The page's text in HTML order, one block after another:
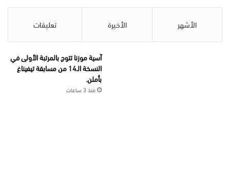
الأشهر الأخيرة تعليقات
آسية موزنا تتوج بالمرتبة الأولى في
النسخة الـ14 من مسابقة تيفيناغ
بأملن.
منذ 3 ساعات